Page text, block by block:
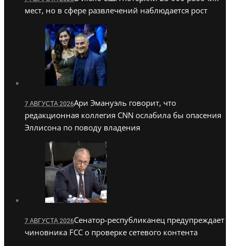
мест, но в сфере развлечений наблюдается рост
7 АВГУСТА 2026Ари Эмануэль говорит, что
редакционная коллегия CNN ослабила бы опасения
Эллисона по поводу владения
7 АВГУСТА 2026Сенатор-республиканец предупреждает
чиновника FCC о проверке сетевого контента